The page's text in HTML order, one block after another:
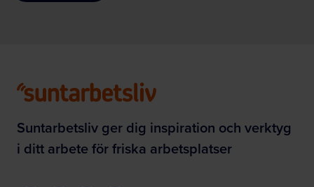
Suntarbetsliv ger dig inspiration och verktyg
i ditt arbete för friska arbetsplatser